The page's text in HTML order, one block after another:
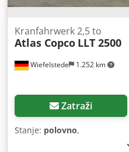
Wiefelstede 1.252 km
Kranfahrwerk 2,5 to
Atlas Copco LLT 2500
Zatraži
Stanje: polovno,